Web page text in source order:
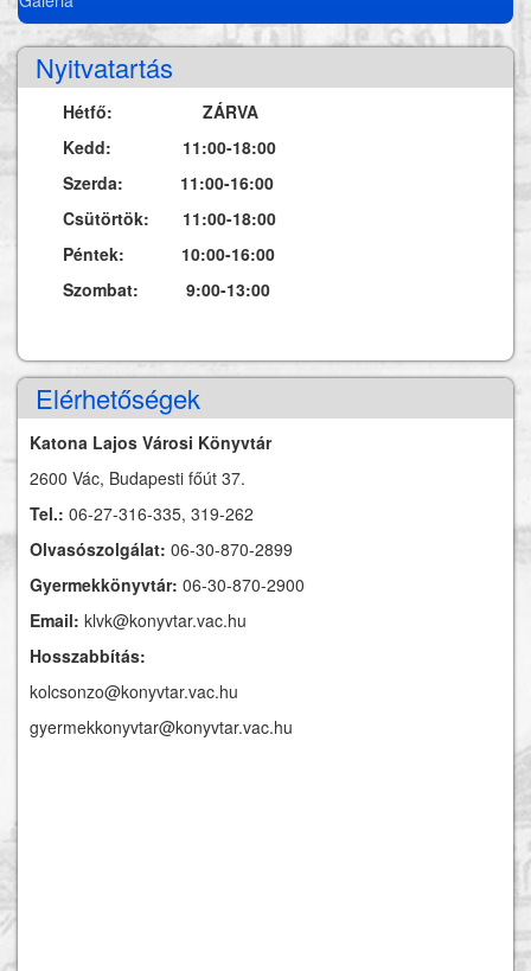
Nyitvatartás
Hétfő: ZÁRVA
Kedd: 11:00-18:00
Szerda: 11:00-16:00
Csütörtök: 11:00-18:00
Péntek: 10:00-16:00
Szombat: 9:00-13:00
Elérhetőségek
Katona Lajos Városi Könyvtár
2600 Vác, Budapesti főút 37.
Tel.: 06-27-316-335, 319-262
Olvasószolgálat: 06-30-870-2899
Gyermekkönyvtár: 06-30-870-2900
Email: klvk@konyvtar.vac.hu
Hosszabbítás:
kolcsonzo@konyvtar.vac.hu
gyermekkonyvtar@konyvtar.vac.hu